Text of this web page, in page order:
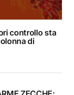
controllo sta
di